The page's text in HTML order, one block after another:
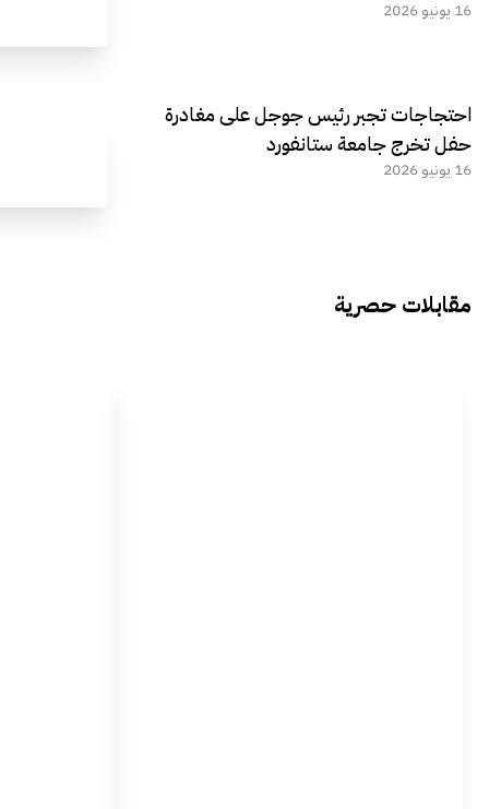
16 يونيو 2026
احتجاجات تجبر رئيس جوجل على مغادرة
حفل تخرج جامعة ستانفورد
16 يونيو 2026
مقابلات حصرية